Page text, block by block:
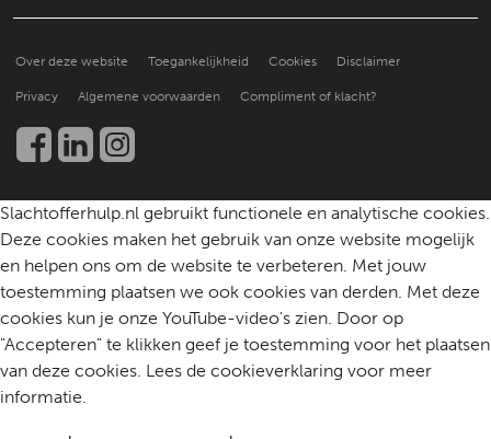
Beter leren helpen
Een slachtoffer doorverwijzen
Praktische ondersteuning
Kennis en onderzoek
Een slachtoffer helpen
Nieuws en publicaties
Werken bij
Community
Over deze website Toegankelijkheid Cookies Disclaimer
Privacy Algemene voorwaarden Compliment of klacht?
Slachtofferhulp.nl gebruikt functionele en analytische cookies.
Deze cookies maken het gebruik van onze website mogelijk
en helpen ons om de website te verbeteren. Met jouw
toestemming plaatsen we ook cookies van derden. Met deze
cookies kun je onze YouTube-video's zien. Door op
"Accepteren" te klikken geef je toestemming voor het plaatsen
van deze cookies. Lees de cookieverklaring voor meer
informatie.